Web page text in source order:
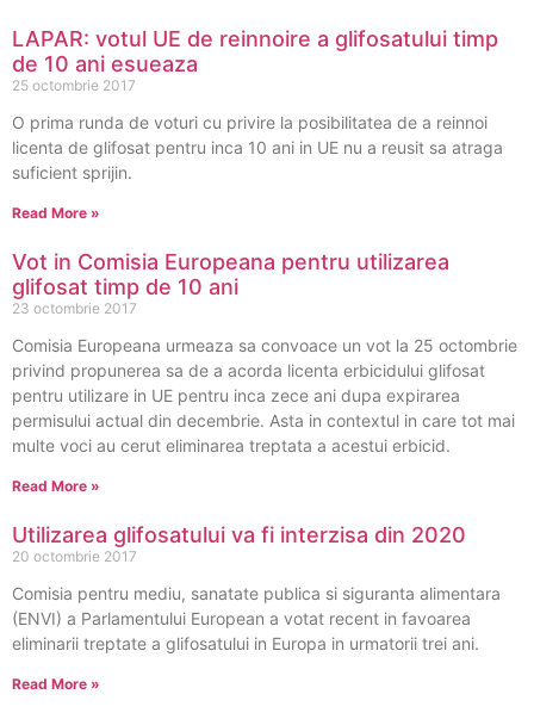
LAPAR: votul UE de reinnoire a glifosatului timp
de 10 ani esueaza
25 octombrie 2017
O prima runda de voturi cu privire la posibilitatea de a reinnoi
licenta de glifosat pentru inca 10 ani in UE nu a reusit sa atraga
suficient sprijin.
Read More »
Vot in Comisia Europeana pentru utilizarea
glifosat timp de 10 ani
23 octombrie 2017
Comisia Europeana urmeaza sa convoace un vot la 25 octombrie
privind propunerea sa de a acorda licenta erbicidului glifosat
pentru utilizare in UE pentru inca zece ani dupa expirarea
permisului actual din decembrie. Asta in contextul in care tot mai
multe voci au cerut eliminarea treptata a acestui erbicid.
Read More »
Utilizarea glifosatului va fi interzisa din 2020
20 octombrie 2017
Comisia pentru mediu, sanatate publica si siguranta alimentara
(ENVI) a Parlamentului European a votat recent in favoarea
eliminarii treptate a glifosatului in Europa in urmatorii trei ani.
Read More »